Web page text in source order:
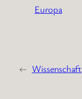
Europa
← Wissenschaft